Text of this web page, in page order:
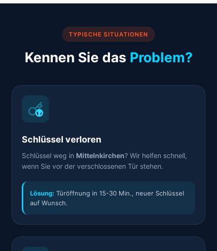
TYPISCHE SITUATIONEN
Kennen Sie das Problem?
Schlüssel verloren
Schlüssel weg in Mittelnkirchen? Wir helfen schnell,
wenn Sie vor der verschlossenen Tür stehen.
Lösung: Türöffnung in 15-30 Min., neuer Schlüssel
auf Wunsch.